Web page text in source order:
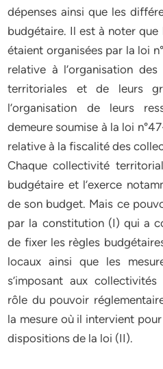
dépenses ainsi que les
budgétaire. Il est à noter
étaient organisées par la loi
relative à l’organisation
territoriales et de leurs
l’organisation de leurs
demeure soumise à la loi
relative à la fiscalité des
Chaque collectivité
budgétaire et l’exerce
de son budget. Mais ce
par la constitution (I) qui a
de fixer les règles
locaux ainsi que les
s’imposant aux
rôle du pouvoir
la mesure où il intervient
dispositions de la loi (II).